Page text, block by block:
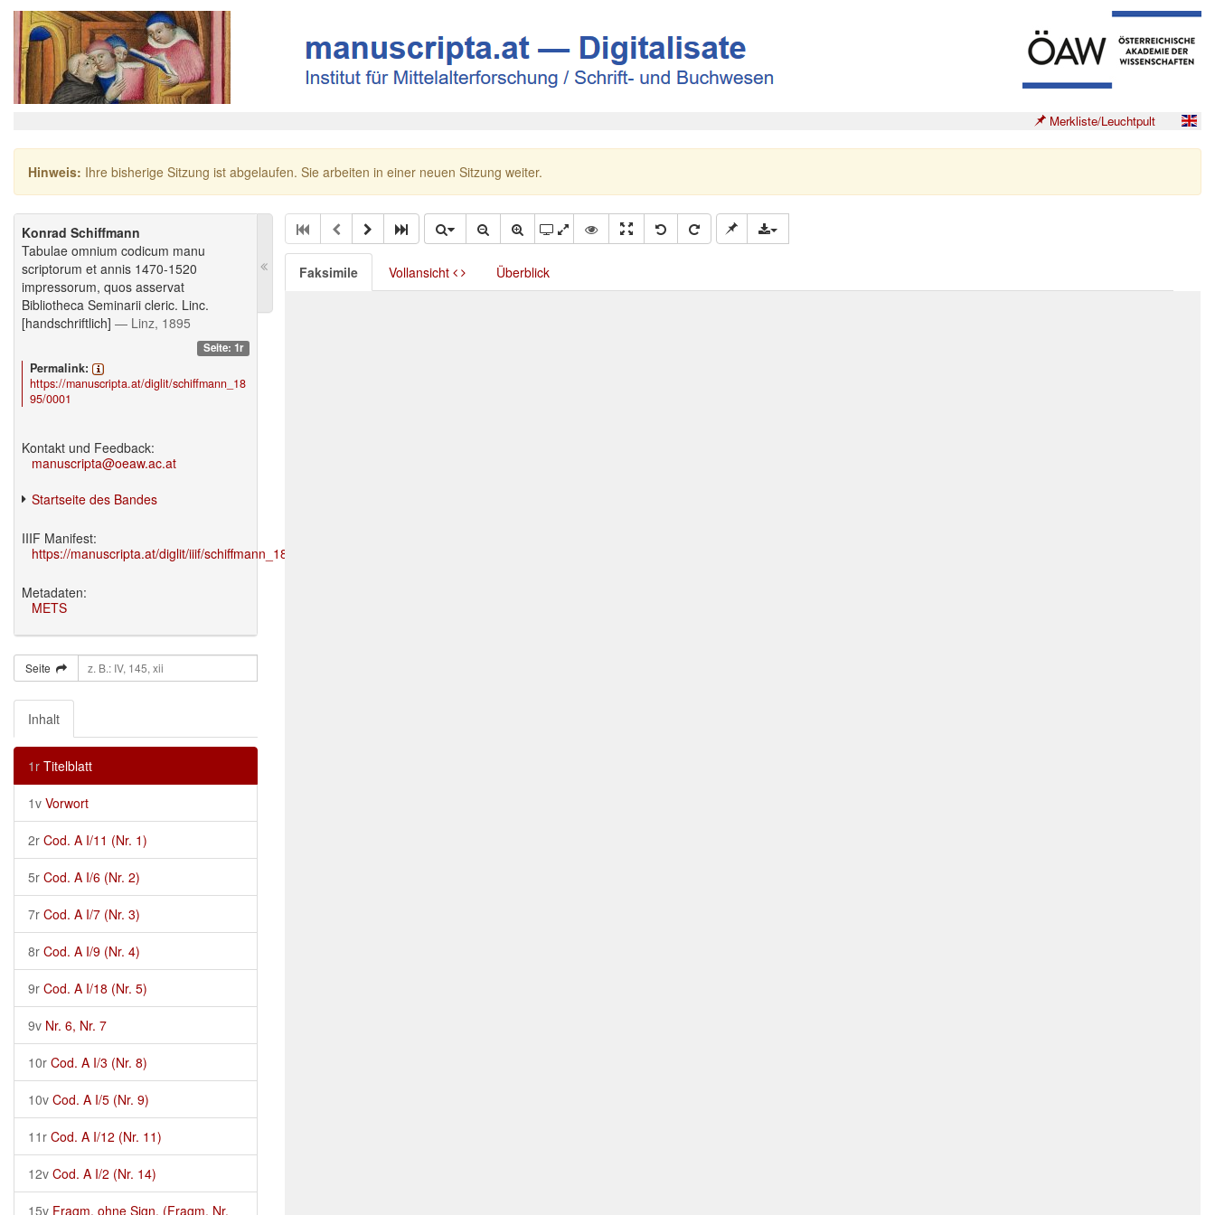
Merkliste/Leuchtpult
Hinweis: Ihre bisherige Sitzung ist abgelaufen. Sie arbeiten in einer neuen Sitzung weiter.
Konrad Schiffmann
Tabulae omnium codicum manu
scriptorum et annis 1470-1520
impressorum, quos asservat
Bibliotheca Seminarii cleric. Linc.
[handschriftlich] — Linz, 1895
Seite: 1r
Permalink:
https://manuscripta.at/diglit/schiffmann_18
95/0001
Kontakt und Feedback:
manuscripta@oeaw.ac.at
Startseite des Bandes
IIIF Manifest:
https://manuscripta.at/diglit/iiif/schiffmann_1895/manifest.json
Metadaten:
METS
Seite
Inhalt
1r Titelblatt
1v Vorwort
2r Cod. A I/11 (Nr. 1)
5r Cod. A I/6 (Nr. 2)
7r Cod. A I/7 (Nr. 3)
8r Cod. A I/9 (Nr. 4)
9r Cod. A I/18 (Nr. 5)
9v Nr. 6, Nr. 7
10r Cod. A I/3 (Nr. 8)
10v Cod. A I/5 (Nr. 9)
11r Cod. A I/12 (Nr. 11)
12v Cod. A I/2 (Nr. 14)
15v Fragm. ohne Sign. (Fragm. Nr.
Faksimile Vollansicht Überblick